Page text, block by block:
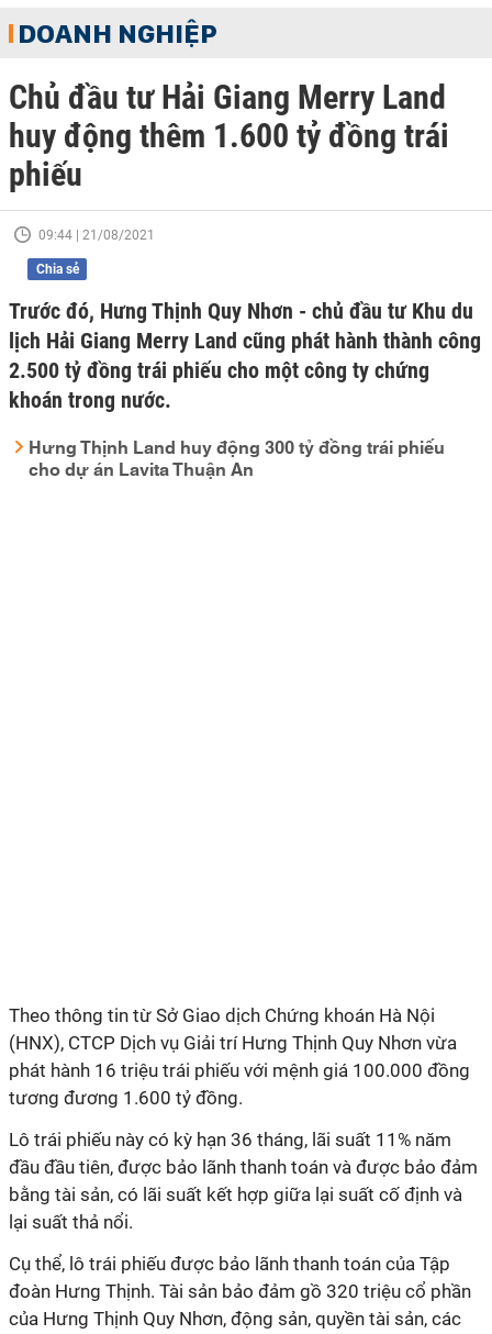
DOANH NGHIỆP
Chủ đầu tư Hải Giang Merry Land
huy động thêm 1.600 tỷ đồng trái
phiếu
09:44 | 21/08/2021
Chia sẻ
Trước đó, Hưng Thịnh Quy Nhơn - chủ đầu tư Khu du
lịch Hải Giang Merry Land cũng phát hành thành công
2.500 tỷ đồng trái phiếu cho một công ty chứng
khoán trong nước.
Hưng Thịnh Land huy động 300 tỷ đồng trái phiếu
cho dự án Lavita Thuận An
Theo thông tin từ Sở Giao dịch Chứng khoán Hà Nội
(HNX), CTCP Dịch vụ Giải trí Hưng Thịnh Quy Nhơn vừa
phát hành 16 triệu trái phiếu với mệnh giá 100.000 đồng
tương đương 1.600 tỷ đồng.
Lô trái phiếu này có kỳ hạn 36 tháng, lãi suất 11% năm
đầu đầu tiên, được bảo lãnh thanh toán và được bảo đảm
bằng tài sản, có lãi suất kết hợp giữa lại suất cố định và
lại suất thả nổi.
Cụ thể, lô trái phiếu được bảo lãnh thanh toán của Tập
đoàn Hưng Thịnh. Tài sản bảo đảm gồ 320 triệu cổ phần
của Hưng Thịnh Quy Nhơn, động sản, quyền tài sản, các